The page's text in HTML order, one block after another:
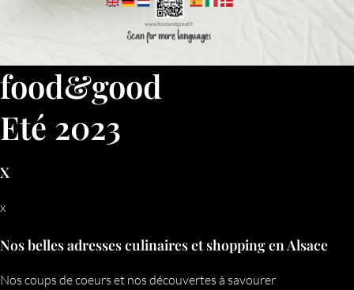
food&good
Eté 2023
X
x
Nos belles adresses culinaires et shopping en Alsace
Nos coups de coeurs et nos découvertes à savourer